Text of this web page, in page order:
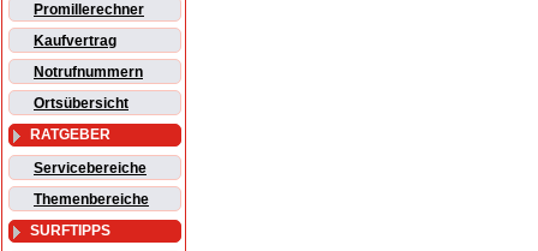
Promillerechner
Kaufvertrag
Notrufnummern
Ortsübersicht
RATGEBER
Servicebereiche
Themenbereiche
SURFTIPPS